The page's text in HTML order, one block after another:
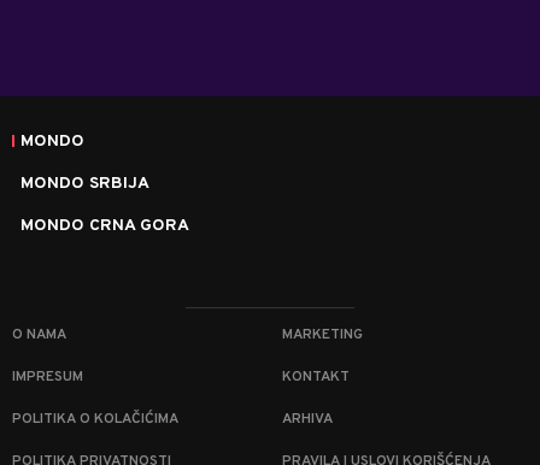
MONDO
MONDO SRBIJA
MONDO CRNA GORA
O NAMA MARKETING
IMPRESUM KONTAKT
POLITIKA O KOLAČIĆIMA ARHIVA